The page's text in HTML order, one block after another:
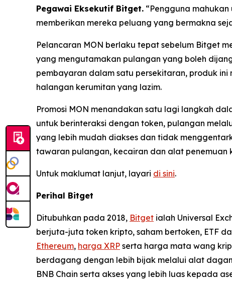
Pegawai Eksekutif Bitget. “Pengguna
memberikan mereka peluang yang bermakna
Pelancaran MON berlaku tepat sebelum Bitget
yang mengutamakan pulangan yang boleh
pembayaran dalam satu persekitaran, produk
halangan kerumitan yang lazim.
Promosi MON menandakan satu lagi langkah
untuk berinteraksi dengan token, pulangan
yang lebih mudah diakses dan tidak
tawaran pulangan, kecairan dan alat penemuan
Untuk maklumat lanjut, layari di sini.
Perihal Bitget
Ditubuhkan pada 2018, Bitget ialah Universal
berjuta-juta token kripto, saham bertoken, ETF
Ethereum, harga XRP serta harga mata wang
berdagang dengan lebih bijak melalui alat
BNB Chain serta akses yang lebih luas kepada